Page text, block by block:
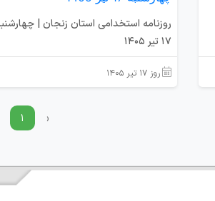
روزنامه استخدامی استان زنجان |
17 تیر 1405
روز ۱۷ تیر ۱۴۰۵
‹ ۱